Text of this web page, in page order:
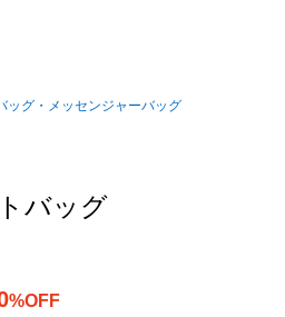
ッグ・メッセンジャーバッグ
バッグ
%OFF